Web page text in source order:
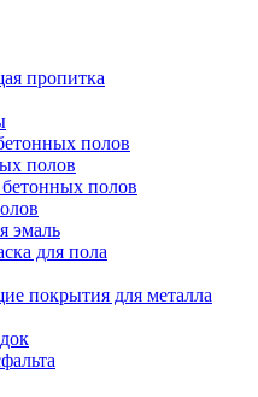
пропитка
полов
полов
полов
эмаль
для пола
покрытия для металла